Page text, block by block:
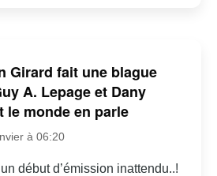
Girard fait une blague
A. Lepage et Dany
le monde en parle
à 06:20
début d’émission inattendu..!